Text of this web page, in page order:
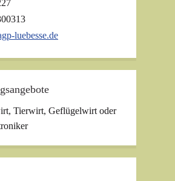
luebesse.de
Tierwirt, Geflügelwirt oder